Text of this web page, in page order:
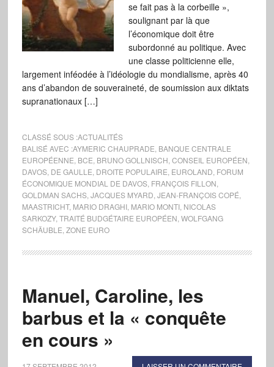
se fait pas à la corbeille »,
soulignant par là que
l’économique doit être
subordonné au politique. Avec
une classe politicienne elle,
largement inféodée à l’idéologie du mondialisme, après 40
ans d’abandon de souveraineté, de soumission aux diktats
supranationaux […]
CLASSÉ SOUS :ACTUALITÉS
BALISÉ AVEC :AYMERIC CHAUPRADE BANQUE CENTRALE
EUROPÉENNE BCE BRUNO GOLLNISCH CONSEIL EUROPÉEN
DAVOS, DE GAULLE DROITE POPULAIRE EUROLAND FORUM
ÉCONOMIQUE MONDIAL DE DAVOS, FRANÇOIS FILLON
GOLDMAN SACHS, JACQUES MYARD JEAN-FRANÇOIS COPÉ
MAASTRICHT, MARIO DRAGHI, MARIO MONTI, NICOLAS
SARKOZY, TRAITÉ BUDGÉTAIRE EUROPÉEN WOLFGANG
SCHÄUBLE ZONE EURO
Manuel, Caroline, les
barbus et la « conquête
en cours »